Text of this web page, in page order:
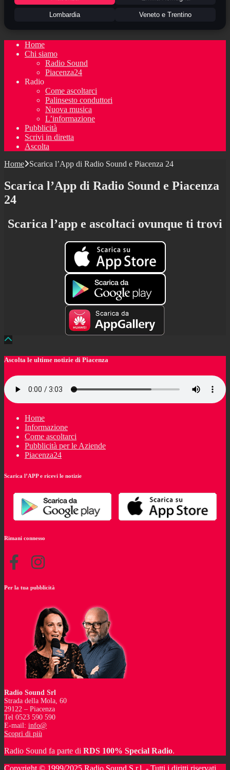
Lombardia Veneto e Trentino
Home
Chi siamo
Radio Sound
Piacenza24
Radio
Come ascoltarci
Palinsesto conduttori
Nuova musica
L’informazione
Pubblicità
Scrivi in diretta
Ascolta
Home
Scarica l’App di Radio Sound e Piacenza 24
Scarica l’App di Radio Sound e Piacenza
24
Scarica l’app e ascoltaci ovunque ti trovi
Ascolta le ultime notizie di Piacenza
Home
Informazione
Come ascoltarci
Pubblicità per le Aziende
Piacenza24
Scarica l’APP e ricevi le notizie
Rimani connesso
Per la tua pubblicità
Radio Sound Srl
Strada della Mola, 60
29122 – Piacenza
Tel 0523 590 590
E-mail: info@
Scopri di più
Radio Sound fa parte di RDS 100% Special Radio.
Copyright © 1999/2025 Radio Sound S.r.l. - Tutti i diritti riservati